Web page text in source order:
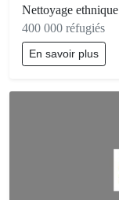
Nettoyage ethnique
400 000 réfugiés
En savoir plus